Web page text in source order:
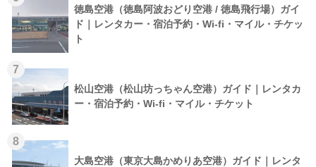
徳島空港（徳島阿波おどり空港 / 徳島飛行場）ガイ
ド｜レンタカー・宿泊予約・Wi-fi・マイル・チケッ
ト
7
松山空港（松山坊っちゃん空港）ガイド｜レンタカ
ー・宿泊予約・Wi-fi・マイル・チケット
8
大島空港（東京大島かめりあ空港）ガイド｜レンタ